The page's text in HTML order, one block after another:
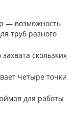
— возможность
труб разного
скользких
четыре точки
для работы